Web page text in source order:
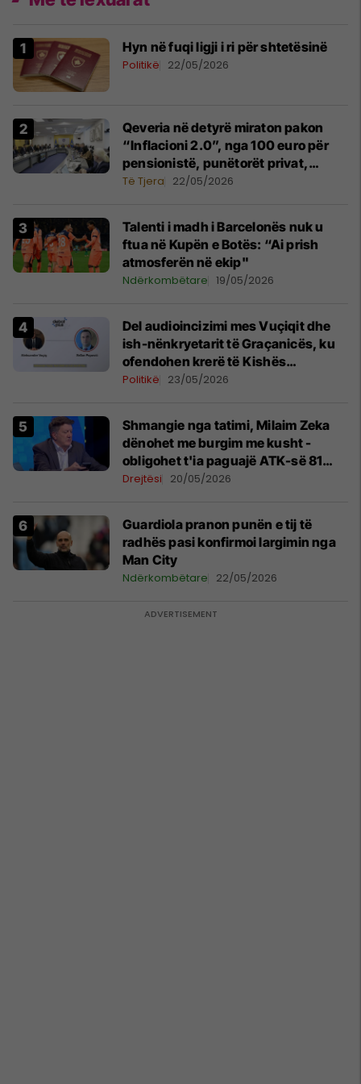
Hyn në fuqi ligji i ri për shtetësinë
Politikë 22/05/2026
Qeveria në detyrë miraton pakon
“Inflacioni 2.0”, nga 100 euro për
pensionistë, punëtorët privat,
fëmijë dhe studentë
Të Tjera 22/05/2026
Talenti i madh i Barcelonës nuk u
ftua në Kupën e Botës: “Ai prish
atmosferën në ekip"
Ndërkombëtare 19/05/2026
Del audioincizimi mes Vuçiqit dhe
ish-nënkryetarit të Graçanicës, ku
ofendohen krerë të Kishës
Ortodokse Serbe
Politikë 23/05/2026
Shmangie nga tatimi, Milaim Zeka
dënohet me burgim me kusht -
obligohet t'ia paguajë ATK-së 81
mijë euro
Drejtësi 20/05/2026
Guardiola pranon punën e tij të
radhës pasi konfirmoi largimin nga
Man City
Ndërkombëtare 22/05/2026